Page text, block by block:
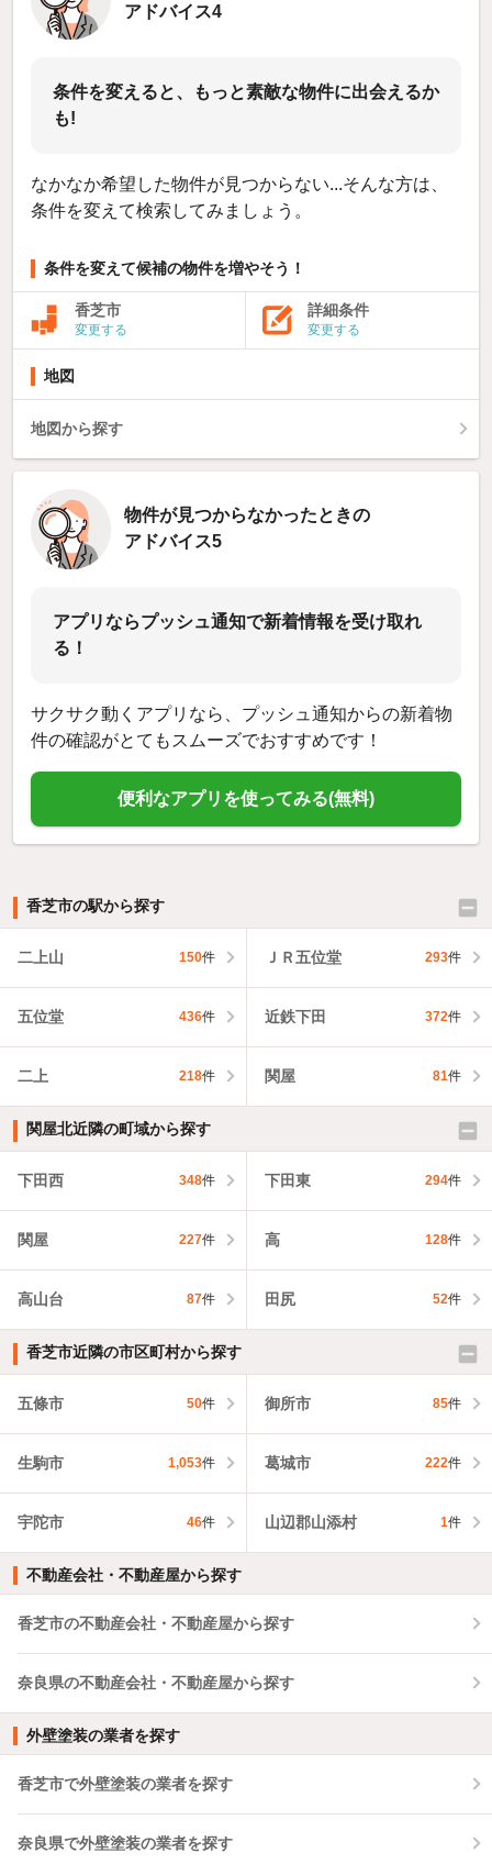
アドバイス4
条件を変えると、もっと素敵な物件に出会えるか
も!
なかなか希望した物件が見つからない...そんな方は、
条件を変えて検索してみましょう。
条件を変えて候補の物件を増やそう！
香芝市
変更する
詳細条件
変更する
地図
地図から探す
物件が見つからなかったときの
アドバイス5
アプリならプッシュ通知で新着情報を受け取れ
る！
サクサク動くアプリなら、プッシュ通知からの新着物
件の確認がとてもスムーズでおすすめです！
便利なアプリを使ってみる(無料)
香芝市の駅から探す
二上山 150件 ＪＲ五位堂 293件
五位堂 436件 近鉄下田 372件
二上 218件 関屋 81件
関屋北近隣の町域から探す
下田西 348件 下田東 294件
関屋 227件 高 128件
高山台 87件 田尻 52件
香芝市近隣の市区町村から探す
五條市 50件 御所市 85件
生駒市 1,053件 葛城市 222件
宇陀市 46件 山辺郡山添村 1件
不動産会社・不動産屋から探す
香芝市の不動産会社・不動産屋から探す
奈良県の不動産会社・不動産屋から探す
外壁塗装の業者を探す
香芝市で外壁塗装の業者を探す
奈良県で外壁塗装の業者を探す